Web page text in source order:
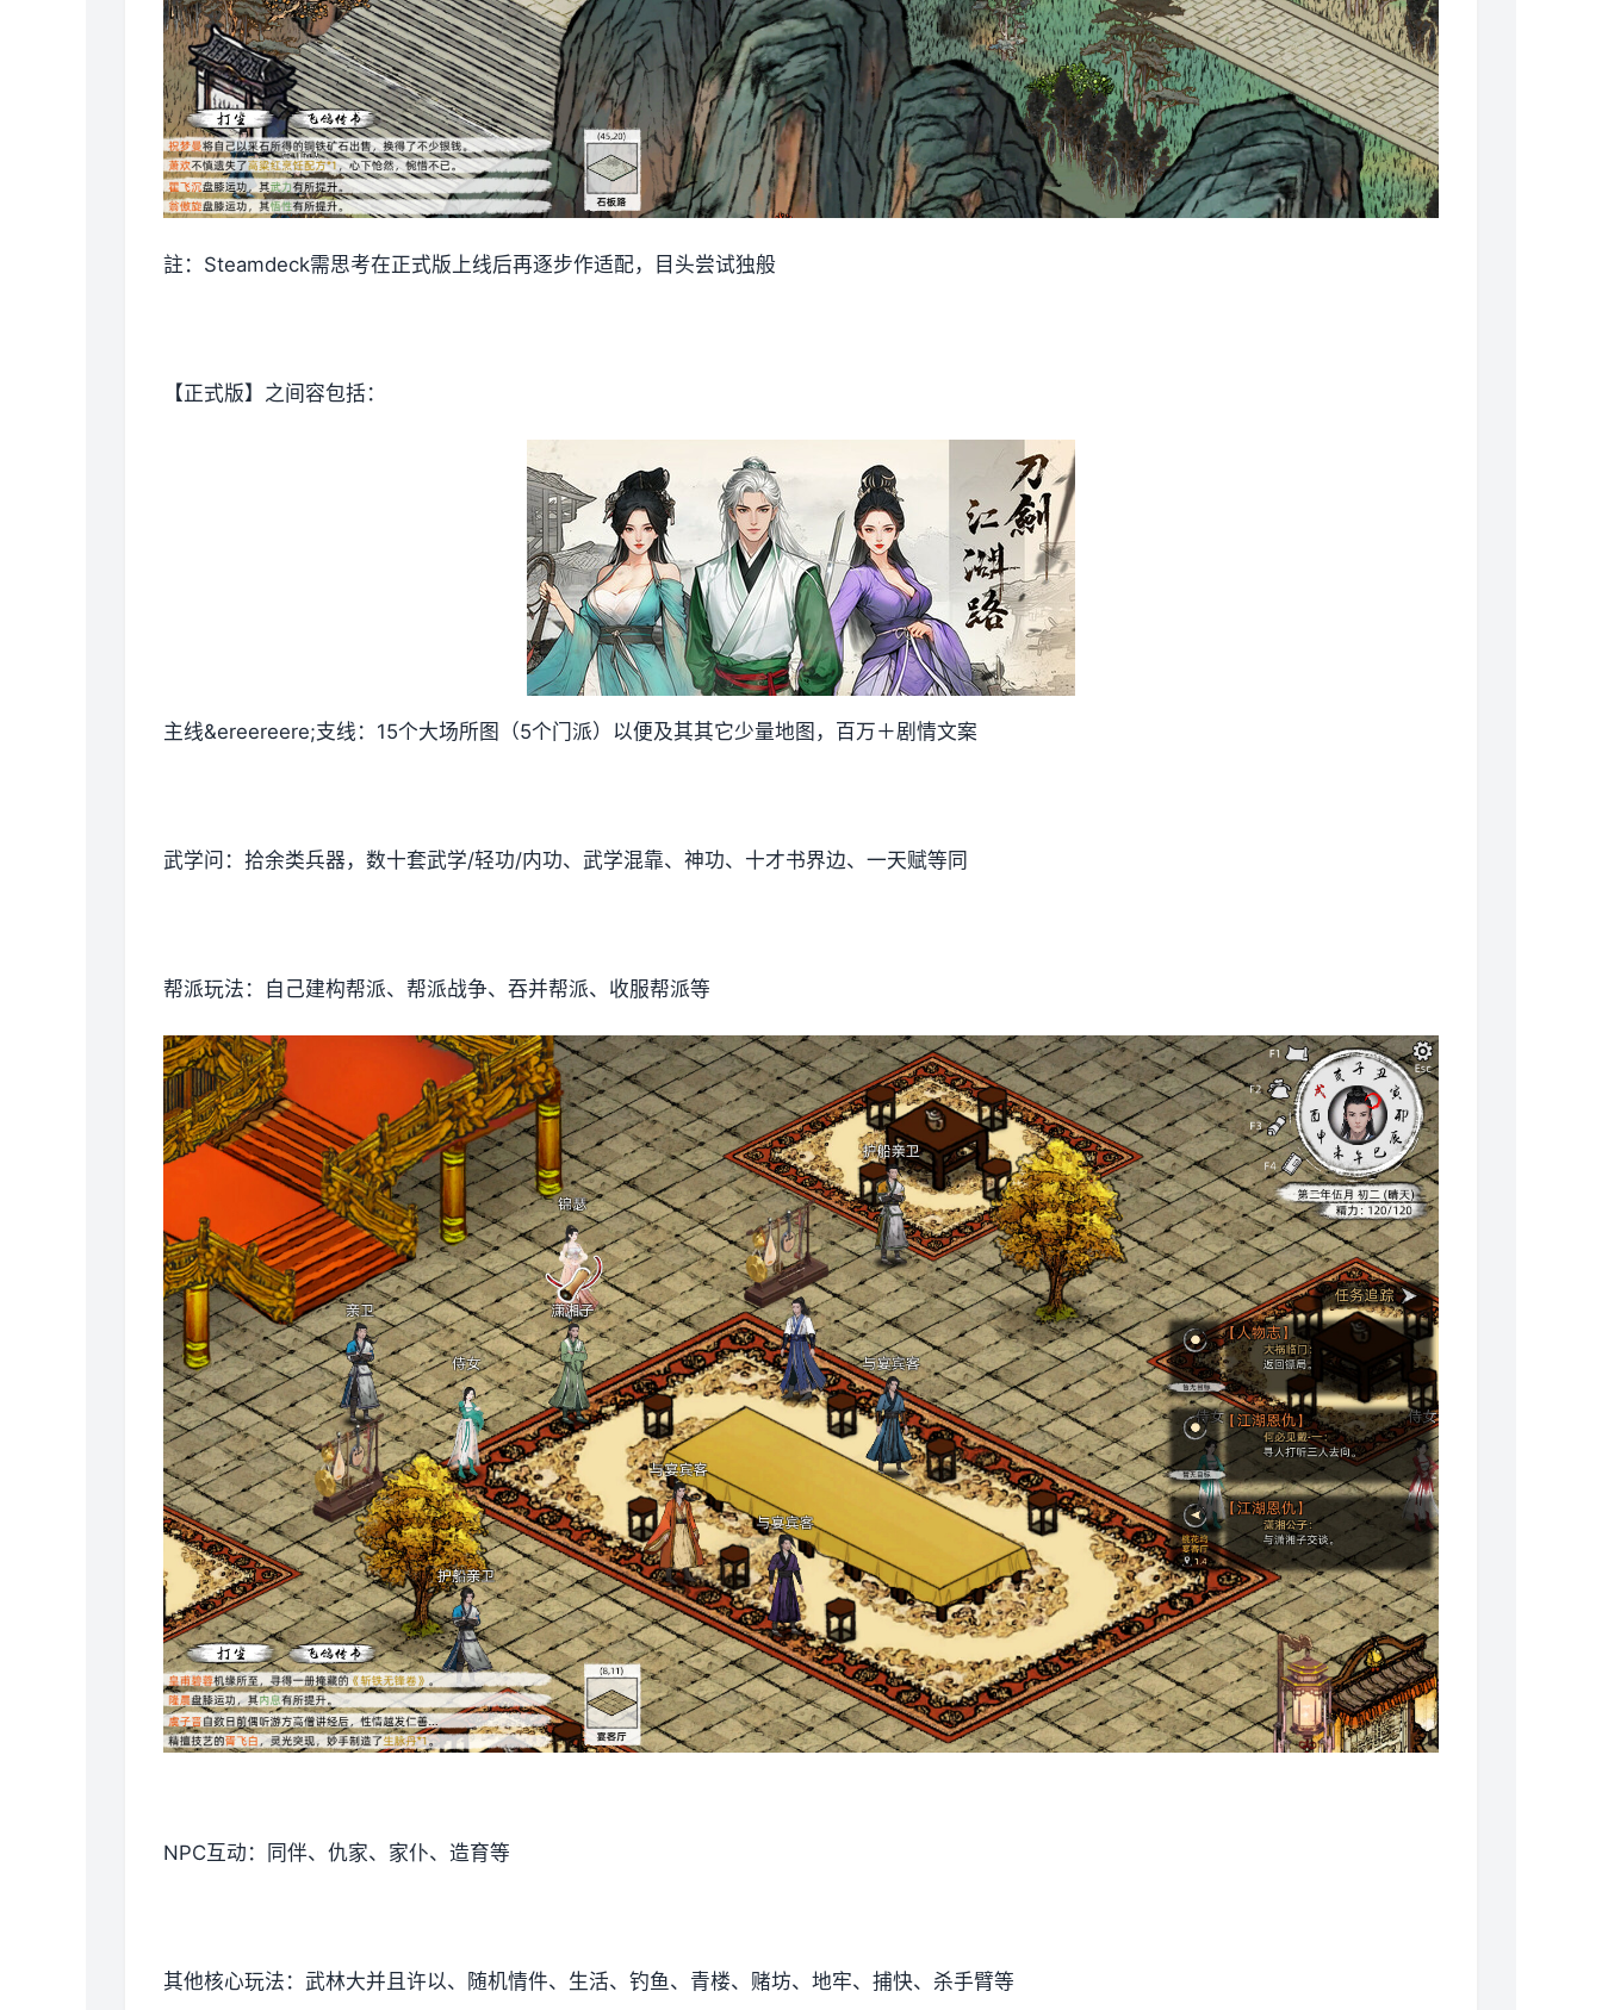
註：Steamdeck需思考在正式版上线后再逐步作适配，目头尝试独般
【正式版】之间容包括：
主线&ereereere;支线：15个大场所图（5个门派）以便及其其它少量地图，百万＋剧情文案
武学问：拾余类兵器，数十套武学/轻功/内功、武学混靠、神功、十才书界边、一天赋等同
帮派玩法：自己建构帮派、帮派战争、吞并帮派、收服帮派等
NPC互动：同伴、仇家、家仆、造育等
其他核心玩法：武林大并且许以、随机情件、生活、钓鱼、青楼、赌坊、地牢、捕快、杀手臂等